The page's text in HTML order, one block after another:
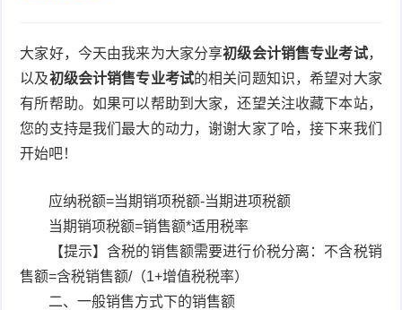
大家好，今天由我来为大家分享初级会计销售专业考试，
以及初级会计销售专业考试的相关问题知识，希望对大家
有所帮助。如果可以帮助到大家，还望关注收藏下本站，
您的支持是我们最大的动力，谢谢大家了哈，接下来我们
开始吧！
应纳税额=当期销项税额-当期进项税额
当期销项税额=销售额*适用税率
【提示】含税的销售额需要进行价税分离：不含税销
售额=含税销售额/（1+增值税税率）
二、一般销售方式下的销售额